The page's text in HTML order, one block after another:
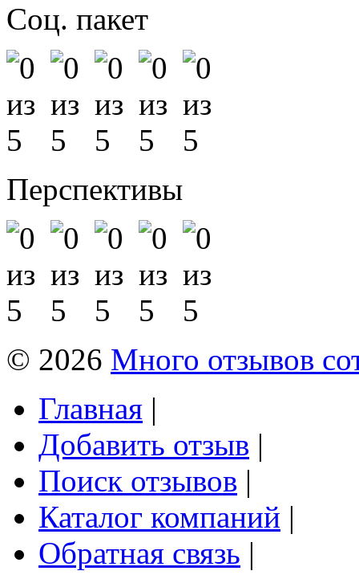
Соц. пакет
Перспективы
© 2026 Много отзывов
Главная |
Добавить отзыв |
Поиск отзывов |
Каталог компаний |
Обратная связь |